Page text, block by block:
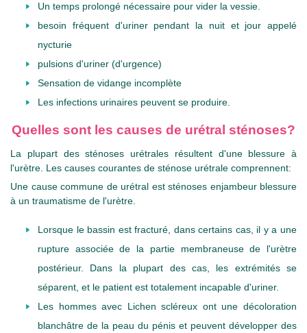
Un temps prolongé nécessaire pour vider la vessie.
besoin fréquent d'uriner pendant la nuit et jour appelé
nycturie
pulsions d'uriner (d'urgence)
Sensation de vidange incomplète
Les infections urinaires peuvent se produire.
Quelles sont les causes de urétral sténoses?
La plupart des sténoses urétrales résultent d'une blessure à
l'urètre. Les causes courantes de sténose urétrale comprennent:
Une cause commune de urétral est sténoses enjambeur blessure
à un traumatisme de l'urètre.
Lorsque le bassin est fracturé, dans certains cas, il y a une
rupture associée de la partie membraneuse de l'urètre
postérieur. Dans la plupart des cas, les extrémités se
séparent, et le patient est totalement incapable d'uriner.
Les hommes avec Lichen scléreux ont une décoloration
blanchâtre de la peau du pénis et peuvent développer des